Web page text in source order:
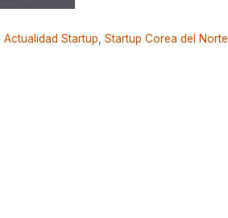
Categorías
Actualidad Startup ,Startup Corea del Norte